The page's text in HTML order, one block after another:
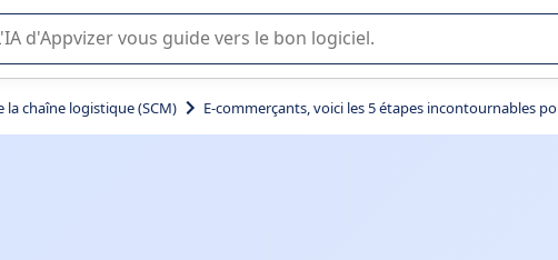
guide dans l'utilisation ou la sélection de logiciel SaaS en entreprise.
la chaîne logistique (SCM) E-commerçants, voici les 5 étapes incontournables